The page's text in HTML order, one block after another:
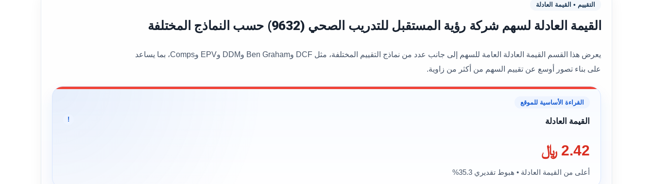
التقييم • القيمة العادلة
القيمة العادلة لسهم شركة رؤية المستقبل للتدريب الصحي (9632) حسب النماذج المختلفة
يعرض هذا القسم القيمة العادلة العامة للسهم إلى جانب عدد من نماذج التقييم المختلفة، مثل DCF وBen Graham وDDM وEPV وComps، بما يساعد
على بناء تصور أوسع عن تقييم السهم من أكثر من زاوية.
القراءة الأساسية للموقع
القيمة العادلة !
2.42 ﷼
أعلى من القيمة العادلة • هبوط تقديري 35.3%